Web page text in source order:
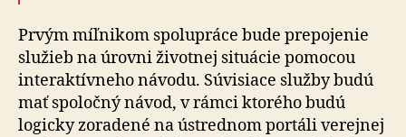
Prvým míľnikom spolupráce bude prepojenie
služieb na úrovni životnej situácie pomocou
interak­tív­neho návodu. Súvisiace služby budú
mať spo­ločný návod, v rámci ktorého budú
logicky zoradené na ústrednom portáli verejnej